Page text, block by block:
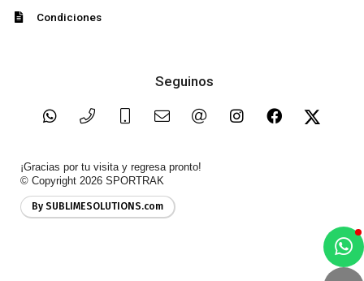
Condiciones
Seguinos
¡Gracias por tu visita y regresa pronto!
© Copyright 2026 SPORTRAK
By SUBLIMESOLUTIONS.com